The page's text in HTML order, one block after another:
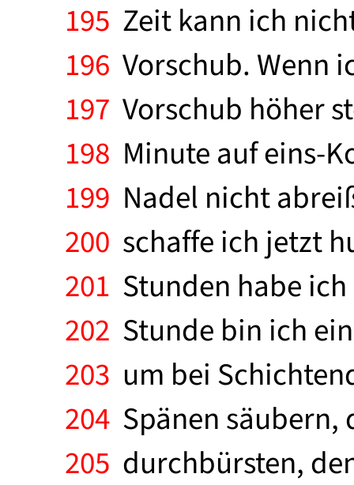
195 Zeit kann ich
196 Vorschub. Wenn
197 Vorschub höher
198 Minute auf eins-
199 Nadel nicht
200 schaffe ich jetzt
201 Stunden habe
202 Stunde bin ich
203 um bei
204 Spänen
205 durchbürsten,